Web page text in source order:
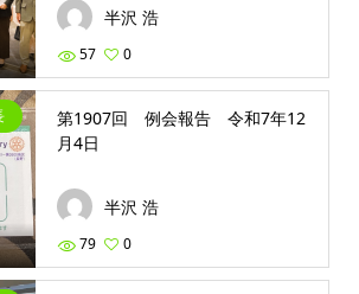
半沢 浩
57 0
第1907回 例会報告 令和7年12
月4日
半沢 浩
79 0